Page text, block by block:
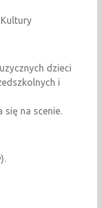
dzieci
i
się na scenie.